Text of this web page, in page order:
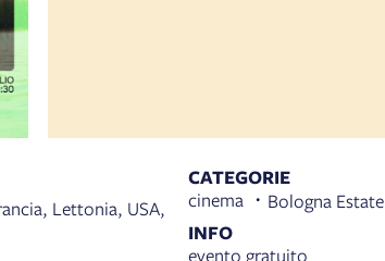
Lettonia, USA,
CATEGORIE
cinema
Bologna Estate
INFO
evento gratuito